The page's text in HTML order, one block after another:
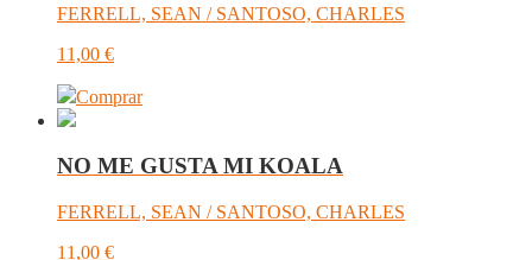
FERRELL, SEAN / SANTOSO, CHARLES
11,00 €
Comprar
NO ME GUSTA MI KOALA
FERRELL, SEAN / SANTOSO, CHARLES
11,00 €